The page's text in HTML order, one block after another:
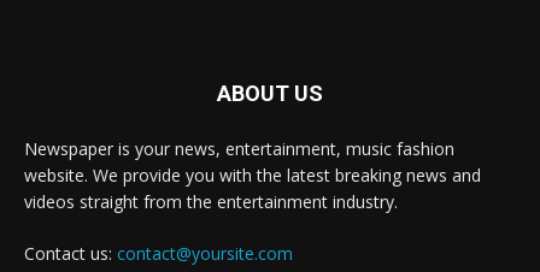
ABOUT US
Newspaper is your news, entertainment, music fashion
website. We provide you with the latest breaking news and
videos straight from the entertainment industry.
Contact us: contact@yoursite.com